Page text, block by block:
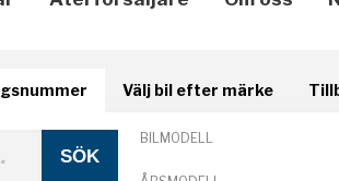
Välj bil efter märke
BILMODELL